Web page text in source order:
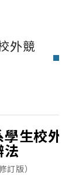
外競
生校外
版）